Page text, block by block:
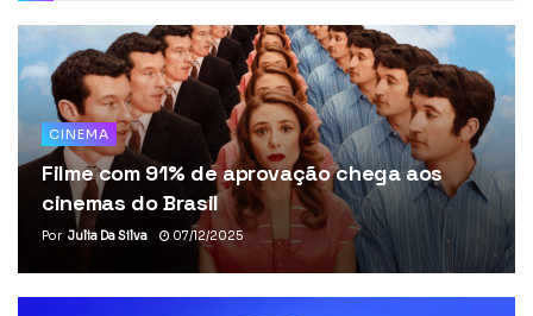
CINEMA
Filme com 91% de aprovação chega aos
cinemas do Brasil
Por Julia Da Silva 07/12/2025